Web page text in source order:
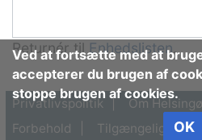
Returnér tilEnhedslisten.
Ved at fortsætte med at
accepterer du brugen af
stoppe brugen af cookies.
OK
Privatlivspolitik
Om
Forbehold